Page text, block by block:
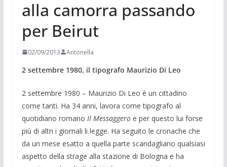
alla camorra passando
per Beirut
02/09/2013 Antonella
2 settembre 1980, il tipografo Maurizio Di Leo
2 settembre 1980 – Maurizio Di Leo è un cittadino
come tanti. Ha 34 anni, lavora come tipografo al
quotidiano romano Il Messaggeroe per questo lui forse
più di altri i giornali li legge. Ha seguito le cronache che
da un mese esatto a quella parte scandagliano qualsiasi
aspetto della strage alla stazione di Bologna e ha